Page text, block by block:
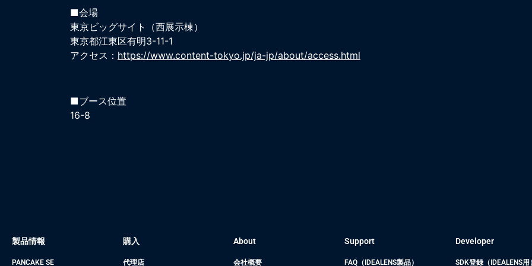
■会場
東京ビッグサイト（西展示棟）
東京都江東区有明3-11-1
アクセス： https://www.content-tokyo.jp/ja-jp/about/access.html
■ブース位置
16-8
製品情報
PANCAKE SE
購入
代理店
About
会社概要
Support
FAQ（IDEALENS製品）
Developer
SDK登録（IDEALENS用